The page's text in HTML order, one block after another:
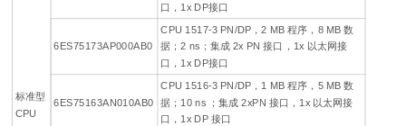
标准型
CPU
口，1x DP接口
6ES75173AP000AB0
CPU 1517-3 PN/DP，2 MB 程序，8 MB 数
据；2 ns；集成 2x PN 接口，1x 以太网接
口，1x DP接口
6ES75163AN010AB0
CPU 1516-3 PN/DP，1 MB 程序，5 MB 数
据；10 ns ；集成 2xPN 接口，1x 以太网接
口，1x DP 接口